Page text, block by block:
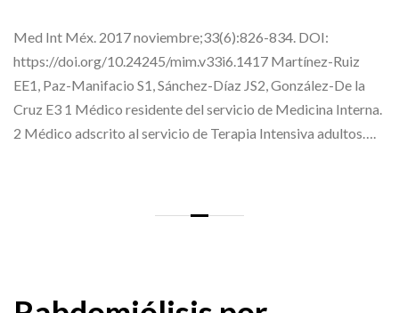
Med Int Méx. 2017 noviembre;33(6):826-834. DOI:
https://doi.org/10.24245/mim.v33i6.1417 Martínez-Ruiz
EE1, Paz-Manifacio S1, Sánchez-Díaz JS2, González-De la
Cruz E3 1 Médico residente del servicio de Medicina Interna.
2 Médico adscrito al servicio de Terapia Intensiva adultos….